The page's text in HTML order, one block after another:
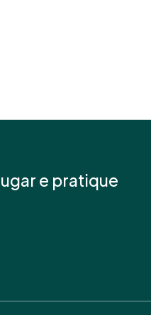
e pratique